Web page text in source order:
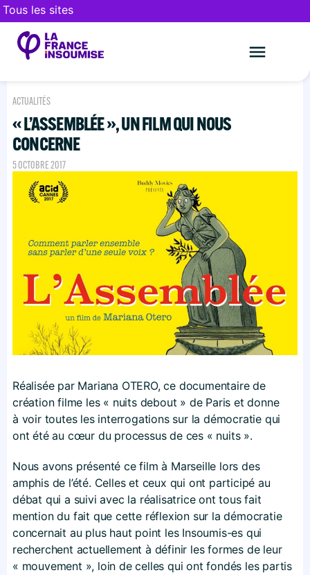
Tous les sites
ACTUALITÉS
« L’ASSEMBLÉE », UN FILM QUI NOUS
CONCERNE
5 OCTOBRE 2017
Réalisée par Mariana OTERO, ce documentaire de
création filme les « nuits debout » de Paris et donne
à voir toutes les interrogations sur la démocratie qui
ont été au cœur du processus de ces « nuits ».
Nous avons présenté ce film à Marseille lors des
amphis de l’été. Celles et ceux qui ont participé au
débat qui a suivi avec la réalisatrice ont tous fait
mention du fait que cette réflexion sur la démocratie
concernait au plus haut point les Insoumis-es qui
recherchent actuellement à définir les formes de leur
« mouvement », loin de celles qui ont fondés les partis